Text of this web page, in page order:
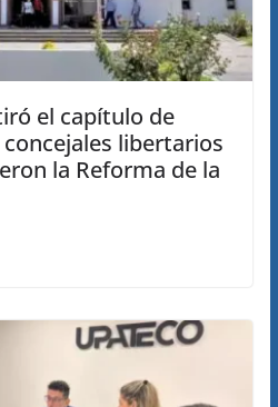
el capítulo de
libertarios
la Reforma de la